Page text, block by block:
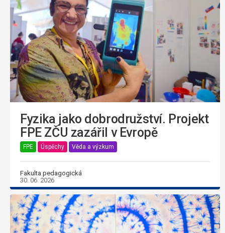
Fyzika jako dobrodružství. Projekt
FPE ZČU zazářil v Evropě
FPE Úspěchy Věda a výzkum
Fakulta pedagogická
30. 06. 2026